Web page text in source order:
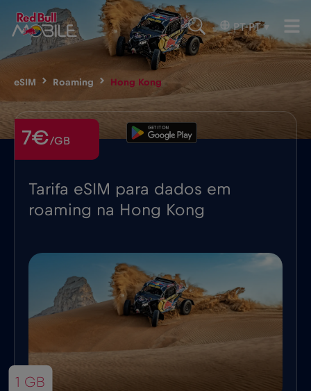
PT-PT ▾
eSIM Roaming Hong Kong
Tarifa eSIM para dados em
roaming na Hong Kong
7€/GB
1 GB